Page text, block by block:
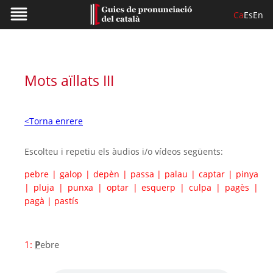
CaEsEn
Mots aïllats III
<Torna enrere
Escolteu i repetiu els àudios i/o vídeos següents:
pebre | galop | depèn | passa | palau |captar | pinya
| pluja | punxa | optar |esquerp |culpa | pagès |
pagà | pastís
1: Pebre